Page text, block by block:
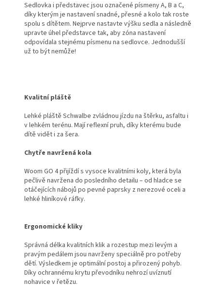
Sedlovka i představec jsou označené písmeny A, B a C,
díky kterým je nastavení snadné, přesné a kolo tak roste
spolu s dítětem. Nejprve nastavte výšku sedla a následně
upravte úhel představce tak, aby zóna nastavení
odpovídala stejnému písmenu na sedlovce. Jednodušší
už to být nemůže!
Kvalitní pláště
Lehké pláště Schwalbe zvládnou jízdu na štěrku, asfaltu i
v lehkém terénu. Mají reflexní pruh, díky kterému bude
dítě vidět i za šera.
Chytře navržená kola
Woom GO 4 přijíždí s vysoce kvalitními koly, která byla
pečlivě navržena do posledního detailu – od hladce se
otáčejících nábojů po pevné paprsky z nerezové oceli a
lehké hliníkové ráfky.
Ergonomické kliky
Správná délka kvalitních klik a rozestup mezi levým a
pravým pedálem jsou navrženy speciálně pro potřeby
dětí. Výsledkem je optimální postoj a přirozený pohyb.
Díky ochrannému krytu převodníku nehrozí uvíznutí
nohavice v řetězu.